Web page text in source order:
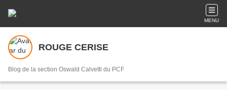
MENU
ROUGE CERISE
Blog de la section Oswald Calvetti du PCF